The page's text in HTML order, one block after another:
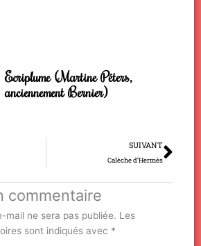
Ecriplume (Martine Péters,
anciennement Bernier)
SUIVANT
Calèche d’Hermès
commentaire
mail ne sera pas publiée. Les
sont indiqués avec *